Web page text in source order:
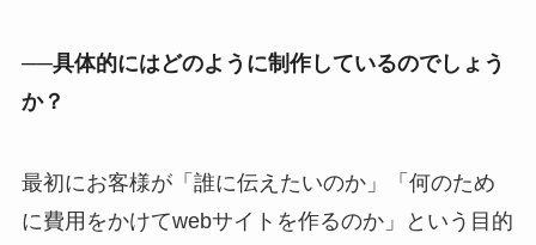
──具体的にはどのように制作しているのでしょう
か？
最初にお客様が「誰に伝えたいのか」「何のため
に費用をかけてwebサイトを作るのか」という目的